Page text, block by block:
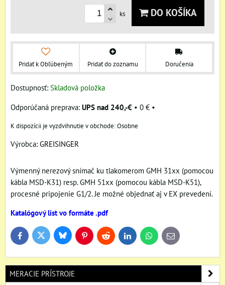
ks DO KOŠÍKA
Pridať k Obľúbeným Pridať do zoznamu Doručenia
Dostupnosť: Skladová položka
UPS nad 240,-€ • 0 € •
Osobne
Výrobca: GREISINGER
Výmenný nerezový snímač ku tlakomerom GMH 31xx (pomocou
kábla MSD-K31) resp. GMH 51xx (pomocou kábla MSD-K51),
procesné pripojenie G1/2. Je možné objednať aj v EX prevedení.
Katalógový list vo formáte .pdf
FacebookTwitter BlueskyPinterestReddit LinkedInWhatsApp
E-
mail
MERACIE PRÍSTROJE